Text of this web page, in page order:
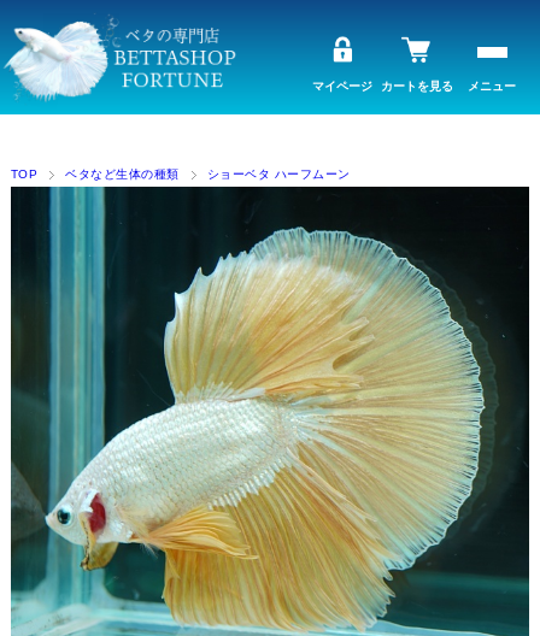
メニュー
カートを見る
マイページ
TOP ベタなど生体の種類 ショーベタ ハーフムーン